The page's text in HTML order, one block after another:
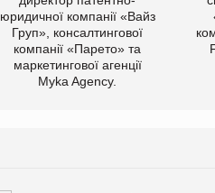
юридичної компанії «Вайз
Груп», консалтингової
компанії «Парето» та
маркетингової агенції
Myka Agency.